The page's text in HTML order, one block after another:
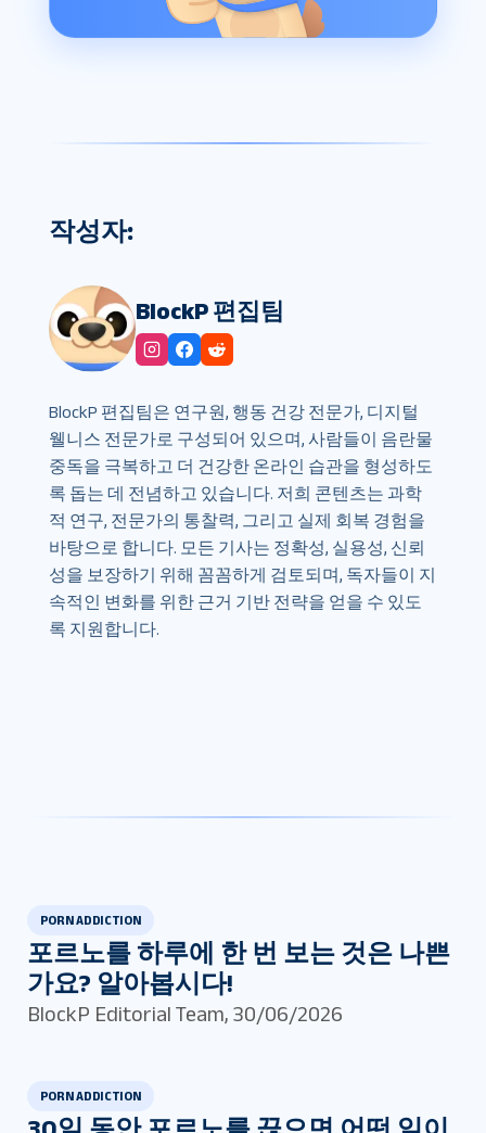
작성자:
BlockP 편집팀
BlockP 편집팀은 연구원, 행동 건강 전문가, 디지털
웰니스 전문가로 구성되어 있으며, 사람들이 음란물
중독을 극복하고 더 건강한 온라인 습관을 형성하도
록 돕는 데 전념하고 있습니다. 저희 콘텐츠는 과학
적 연구, 전문가의 통찰력, 그리고 실제 회복 경험을
바탕으로 합니다. 모든 기사는 정확성, 실용성, 신뢰
성을 보장하기 위해 꼼꼼하게 검토되며, 독자들이 지
속적인 변화를 위한 근거 기반 전략을 얻을 수 있도
록 지원합니다.
PORN ADDICTION
포르노를 하루에 한 번 보는 것은 나쁜
가요? 알아봅시다!
BlockP Editorial Team, 30/06/2026
PORN ADDICTION